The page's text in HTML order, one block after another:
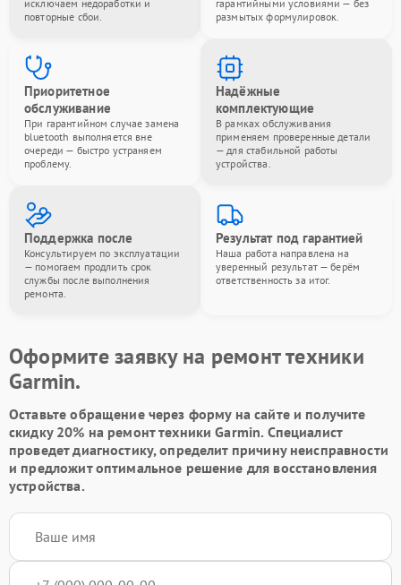
исключаем недоработки и
повторные сбои.
гарантийными условиями — без
размытых формулировок.
Приоритетное
обслуживание
При гарантийном случае замена
bluetooth выполняется вне
очереди — быстро устраняем
проблему.
Надёжные
комплектующие
В рамках обслуживания
применяем проверенные детали
— для стабильной работы
устройства.
Поддержка после
Консультируем по эксплуатации
— помогаем продлить срок
службы после выполнения
ремонта.
Результат под гарантией
Наша работа направлена на
уверенный результат — берём
ответственность за итог.
Оформите заявку на ремонт техники
Garmin.
Оставьте обращение через форму на сайте и получите
скидку 20% на ремонт техники Garmin. Специалист
проведет диагностику, определит причину неисправности
и предложит оптимальное решение для восстановления
устройства.